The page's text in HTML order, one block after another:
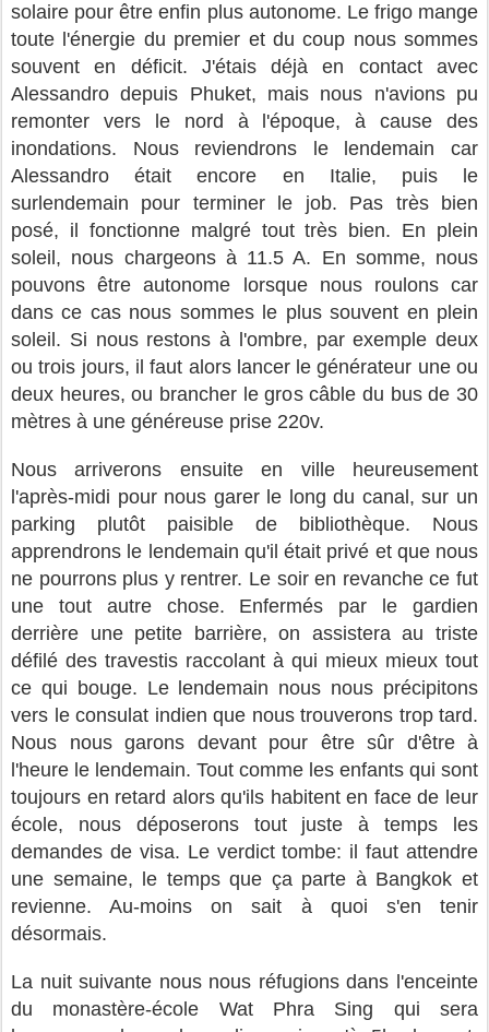
solaire pour être enfin plus autonome. Le frigo mange
toute l'énergie du premier et du coup nous sommes
souvent en déficit. J'étais déjà en contact avec
Alessandro depuis Phuket, mais nous n'avions pu
remonter vers le nord à l'époque, à cause des
inondations. Nous reviendrons le lendemain car
Alessandro était encore en Italie, puis le
surlendemain pour terminer le job. Pas très bien
posé, il fonctionne malgré tout très bien. En plein
soleil, nous chargeons à 11.5 A. En somme, nous
pouvons être autonome lorsque nous roulons car
dans ce cas nous sommes le plus souvent en plein
soleil. Si nous restons à l'ombre, par exemple deux
ou trois jours, il faut alors lancer le générateur une ou
deux heures, ou brancher le gros câble du bus de 30
mètres à une généreuse prise 220v.
Nous arriverons ensuite en ville heureusement
l'après-midi pour nous garer le long du canal, sur un
parking plutôt paisible de bibliothèque. Nous
apprendrons le lendemain qu'il était privé et que nous
ne pourrons plus y rentrer. Le soir en revanche ce fut
une tout autre chose. Enfermés par le gardien
derrière une petite barrière, on assistera au triste
défilé des travestis raccolant à qui mieux mieux tout
ce qui bouge. Le lendemain nous nous précipitons
vers le consulat indien que nous trouverons trop tard.
Nous nous garons devant pour être sûr d'être à
l'heure le lendemain. Tout comme les enfants qui sont
toujours en retard alors qu'ils habitent en face de leur
école, nous déposerons tout juste à temps les
demandes de visa. Le verdict tombe: il faut attendre
une semaine, le temps que ça parte à Bangkok et
revienne. Au-moins on sait à quoi s'en tenir
désormais.
La nuit suivante nous nous réfugions dans l'enceinte
du monastère-école Wat Phra Sing qui sera